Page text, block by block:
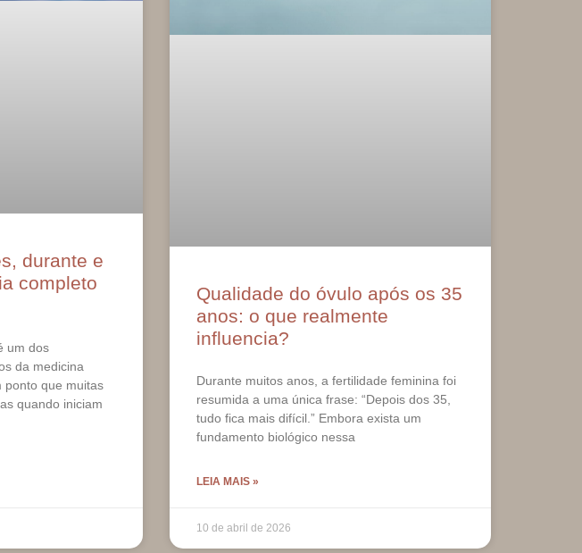
durante e
completo
um dos
da medicina
ponto que muitas
quando iniciam
Qualidade do óvulo após os 35
anos: o que realmente
influencia?
Durante muitos anos, a fertilidade feminina foi
resumida a uma única frase: “Depois dos 35,
tudo fica mais difícil.” Embora exista um
fundamento biológico nessa
LEIA MAIS »
10 de abril de 2026